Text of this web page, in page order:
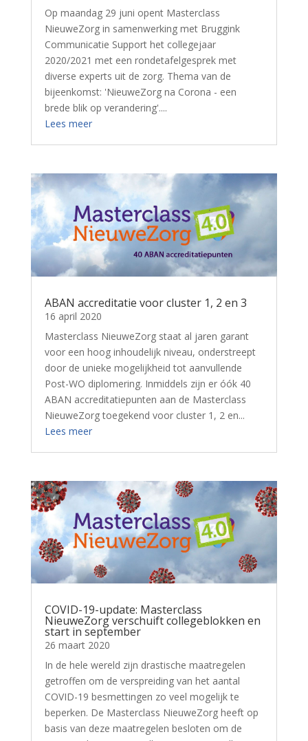
Op maandag 29 juni opent Masterclass
NieuweZorg in samenwerking met Bruggink
Communicatie Support het collegejaar
2020/2021 met een rondetafelgesprek met
diverse experts uit de zorg. Thema van de
bijeenkomst: 'NieuweZorg na Corona - een
brede blik op verandering'....
Lees meer
ABAN accreditatie voor cluster 1, 2 en 3
16 april 2020
Masterclass NieuweZorg staat al jaren garant
voor een hoog inhoudelijk niveau, onderstreept
door de unieke mogelijkheid tot aanvullende
Post-WO diplomering. Inmiddels zijn er óók 40
ABAN accreditatiepunten aan de Masterclass
NieuweZorg toegekend voor cluster 1, 2 en...
Lees meer
COVID-19-update: Masterclass
NieuweZorg verschuift collegeblokken en
start in september
26 maart 2020
In de hele wereld zijn drastische maatregelen
getroffen om de verspreiding van het aantal
COVID-19 besmettingen zo veel mogelijk te
beperken. De Masterclass NieuweZorg heeft op
basis van deze maatregelen besloten om de